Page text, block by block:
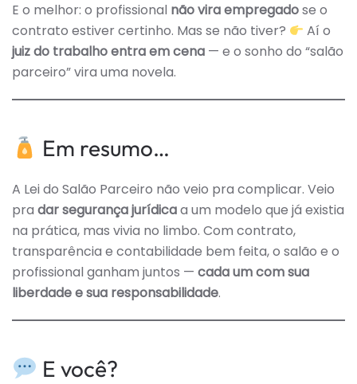
E o melhor: o profissional não vira empregadose o
contrato estiver certinho. Mas se não tiver?
Aí o
juiz do trabalho entra em cena — e o sonho do “salão
parceiro” vira uma novela.
Em resumo…
A Lei do Salão Parceiro não veio pra complicar. Veio
pra dar segurança jurídicaa um modelo que já existia
na prática, mas vivia no limbo. Com contrato,
transparência e contabilidade bem feita, o salão e o
profissional ganham juntos — cada um com sua
liberdade e sua responsabilidade.
E você?